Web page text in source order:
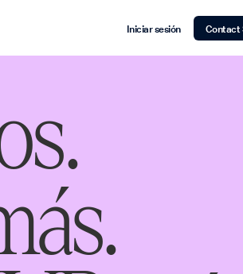
Iniciar sesión Contact